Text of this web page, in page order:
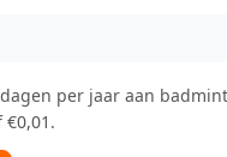
per jaar aan
€0,01.